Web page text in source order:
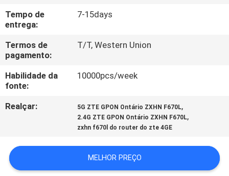
CONTACTE-
NOS
PEÇA
UMAS
CITAÇÕES
DO
SITE
Tempo de
entrega:
7-15days
Termos de
pagamento:
T/T, Western Union
Habilidade da
fonte:
10000pcs/week
Realçar: 5G ZTE GPON Ontário ZXHN F670L,
2.4G ZTE GPON Ontário ZXHN F670L,
zxhn f670l do router do zte 4GE
MELHOR PREÇO